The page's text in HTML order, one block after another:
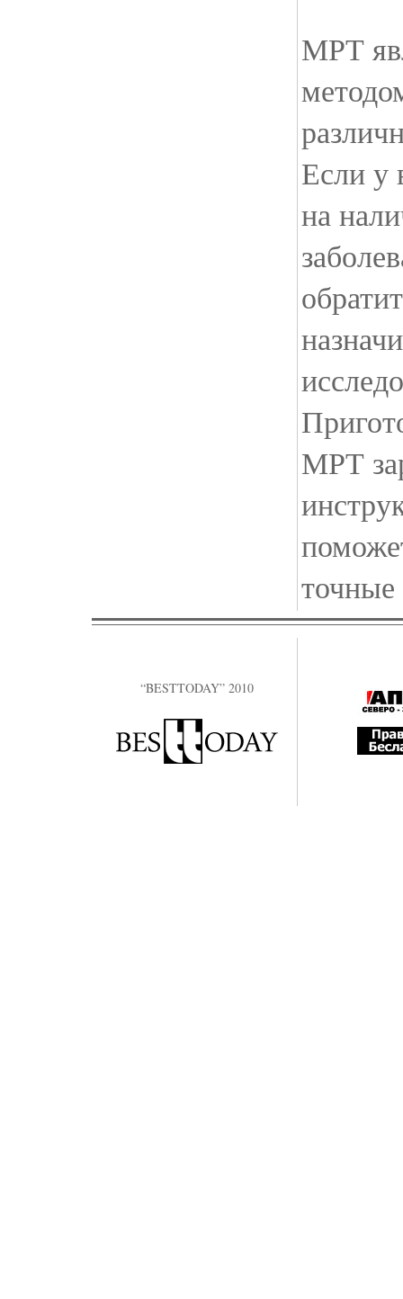
МРТ
Если у
на
МРТ
точные
“BESTTODAY” 2010